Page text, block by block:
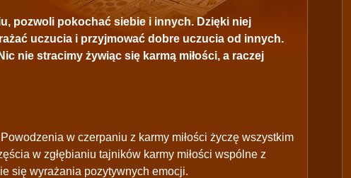
pozwoli pokochać siebie i innych. Dzięki niej
uczucia i przyjmować dobre uczucia od innych.
nie stracimy żywiąc się karmą miłości, a raczej
w czerpaniu z karmy miłości życzę wszystkim
w zgłębianiu tajników karmy miłości wspólne z
się wyrażania pozytywnych emocji.